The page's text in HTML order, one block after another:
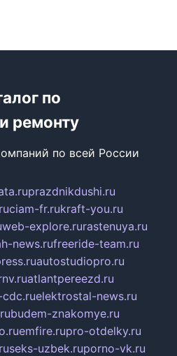
по
ремонту
по всей России
prazdnikdushi.ru
ciam-fr.rukraft-you.ru
web-explore.rurastenuya.ru
news.rufreeride-team.ru
autostudiopro.ru
atlantpereezd.ru
elektrostal-news.ru
budem-znakomye.ru
emfire.rupro-otdelky.ru
seks-uzbek.ruporno-vk.ru